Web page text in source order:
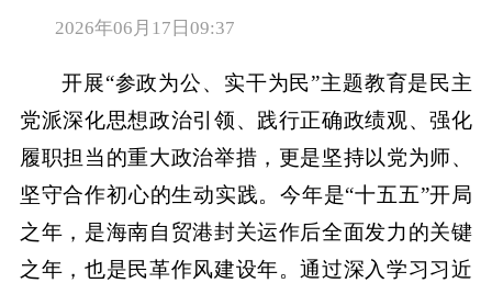
2026年06月17日09:37
开展“参政为公、实干为民”主题教育是民主
党派深化思想政治引领、践行正确政绩观、强化
履职担当的重大政治举措，更是坚持以党为师、
坚守合作初心的生动实践。今年是“十五五”开局
之年，是海南自贸港封关运作后全面发力的关键
之年，也是民革作风建设年。通过深入学习习近